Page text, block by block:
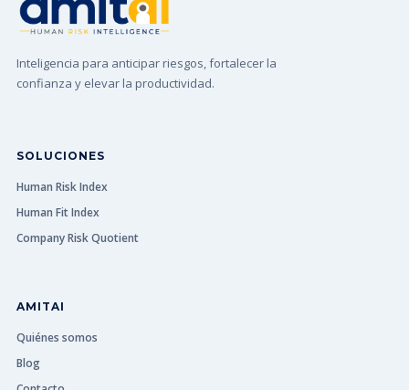
Inteligencia para anticipar riesgos, fortalecer la
confianza y elevar la productividad.
SOLUCIONES
Human Risk Index
Human Fit Index
Company Risk Quotient
AMITAI
Quiénes somos
Blog